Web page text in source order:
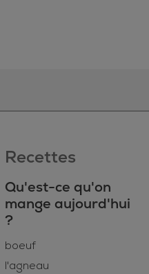
Recettes
Qu'est-ce qu'on
mange aujourd'hui
?
boeuf
l'agneau